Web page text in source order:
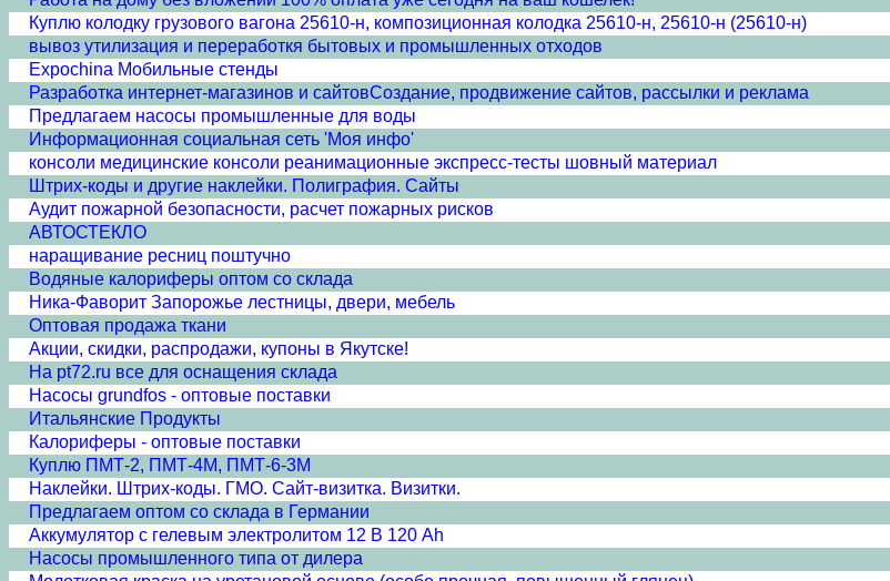
Куплю колодку грузового вагона 25610-н, композиционная колодка 25610-н, 25610-н (25610-н)
вывоз утилизация и переработкя бытовых и промышленных отходов
Expochina Мобильные стенды
Разработка интернет-магазинов и сайтовСоздание, продвижение сайтов, рассылки и реклама
Предлагаем насосы промышленные для воды
Информационная социальная сеть 'Моя инфо'
консоли медицинские консоли реанимационные экспресс-тесты шовный материал
Штрих-коды и другие наклейки. Полиграфия. Сайты
Аудит пожарной безопасности, расчет пожарных рисков
АВТОСТЕКЛО
наращивание ресниц поштучно
Водяные калориферы оптом со склада
Ника-Фаворит Запорожье лестницы, двери, мебель
Оптовая продажа ткани
Акции, скидки, распродажи, купоны в Якутске!
На pt72.ru все для оснащения склада
Насосы grundfos - оптовые поставки
Итальянские Продукты
Калориферы - оптовые поставки
Куплю ПМТ-2, ПМТ-4М, ПМТ-6-3М
Наклейки. Штрих-коды. ГМО. Сайт-визитка. Визитки.
Предлагаем oптом со склада в Германии
Аккумулятор с гелевым электролитом 12 В 120 Ah
Насосы промышленного типа от дилера